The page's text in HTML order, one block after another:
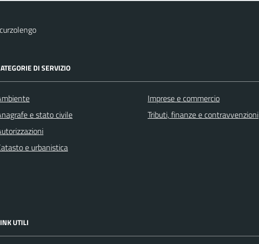
DI SERVIZIO
e stato civile
e urbanistica
Imprese e commercio
Tributi, finanze e contravvenzioni
UTILI